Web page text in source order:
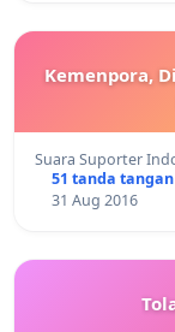
Kemenpora,
Suara Suporter
51 tanda tangan
31 Aug 2016